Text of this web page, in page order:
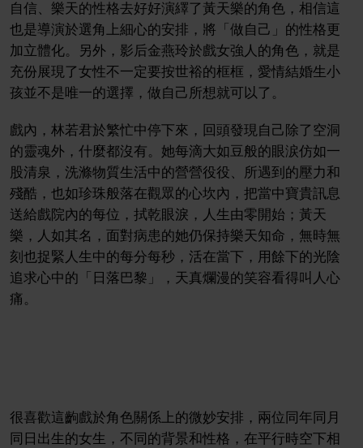
自信、樂天的性格去好好演繹了黃天樂的角色，相信這
也是導演於選角上細心的安排，將「做自己」的性格更
加立體化。另外，影后金燕玲於戲女強人的角色，就是
充份展現了女性不一定要按世裕的框框，愛情結婚生小
孩並不是唯一的選擇，做自己所想就可以了。
戲內，林若君於繁忙中停下來，回頭發現自己除了空洞
的靈魂外，什麼都沒有。她每滴大如豆般的眼涙仿如一
股清泉，洗滌物質生活中的營營役役、所遇到的壓力和
殘酷，也如珍珠般落在觀眾的心坎內，把當中寶貴訊息
送給戲院內的每位，拭乾眼淚，人生由零開始；黃天
樂，人如其名，面對病患的她仍保持樂天知命，無時無
刻也捉緊人生中的每分每秒，活在當下，用餘下的光陰
追求心中的「日落巴黎」，天真爛漫的笑容看得叫人心
痛。
很喜歡這齣戲於角色關係上的微妙安排，兩位同年同月
同日出生的女生，不同的背景和性格，在平行時空下相